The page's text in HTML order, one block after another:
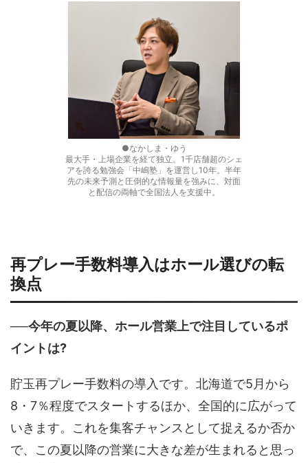
●なかしま・ゆう
最大手・上場企業を経て独立。1千店舗超のシェ
アを誇る勉強会「中嶋塾」を運営し10年。半年
先の未来予測と圧倒的な情報量を強みに、対面
と配信の両軸で全国法人を支援中。
再プレー手数料導入はホール選びの転
換点
──今年の夏以降、ホール営業上で注目しているポ
イントは?
貯玉再プレー手数料の導入です。北海道で5月から
8・7％程度でスタートするほか、全国的に広がって
いきます。これを集客チャンスとして捉えるか否か
で、この夏以降の営業に大きな差が生まれると思っ